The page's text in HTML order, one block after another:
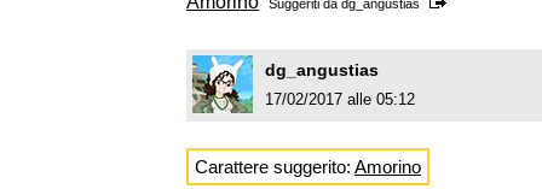
Suggeriti da dg_angustias
dg_angustias
17/02/2017 alle 05:12
Carattere suggerito: Amorino